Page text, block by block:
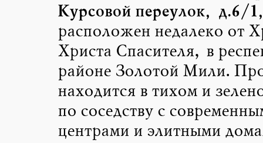
Курсовой переулок, д.6/
расположен недалеко от
Христа Спасителя, в
районе Золотой Мили.
находится в тихом и
по соседству с
центрами и элитными